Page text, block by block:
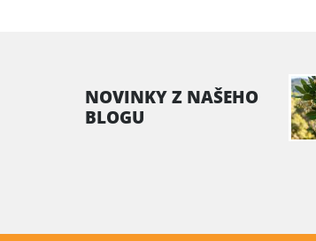
NOVINKY Z NAŠEHO
BLOGU